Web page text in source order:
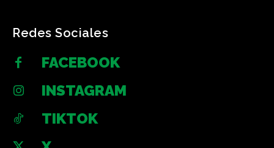
Redes Sociales
FACEBOOK
INSTAGRAM
TIKTOK